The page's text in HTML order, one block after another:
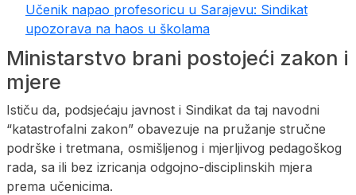
Učenik napao profesoricu u Sarajevu: Sindikat
upozorava na haos u školama
Ministarstvo brani postojeći zakon i
mjere
Ističu da, podsjećaju javnost i Sindikat da taj navodni
“katastrofalni zakon” obavezuje na pružanje stručne
podrške i tretmana, osmišljenog i mjerljivog pedagoškog
rada, sa ili bez izricanja odgojno-disciplinskih mjera
prema učenicima.